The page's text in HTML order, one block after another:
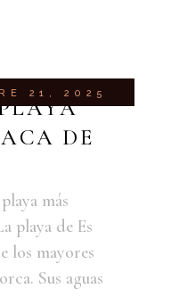
21, 2025
DE
más
playa de Es
los mayores
Sus aguas